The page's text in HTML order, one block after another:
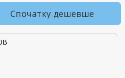
Спочатку дешевше